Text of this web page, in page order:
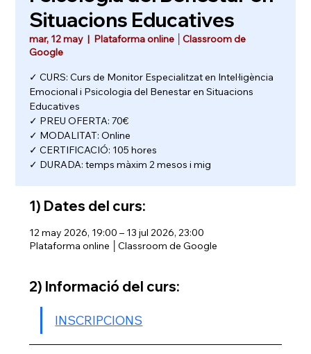
Situacions Educatives
mar, 12 may
  |
Plataforma online │Classroom de
Google
✓ CURS: Curs de Monitor Especialitzat en Intel·ligència
Emocional i Psicologia del Benestar en Situacions
Educatives
✓ PREU OFERTA: 70€
✓ MODALITAT: Online
✓ CERTIFICACIÓ: 105 hores
✓ DURADA: temps màxim 2 mesos i mig
1) Dates del curs:
12 may 2026, 19:00 – 13 jul 2026, 23:00
Plataforma online │Classroom de Google
2) Informació del curs:
INSCRIPCIONS